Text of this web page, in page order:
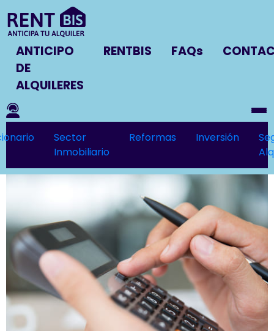
ANTICIPO
DE
ALQUILERES
RENTBIS FAQs
Sector
Inmobiliario
Reformas Inversión